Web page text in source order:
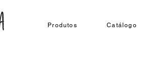
Produtos Catálogo